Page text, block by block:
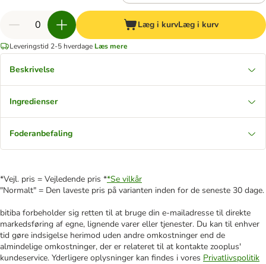
Læg i kurvLæg i kurv
Leveringstid 2-5 hverdage Læs mere
Beskrivelse
Ingredienser
Foderanbefaling
*Vejl. pris = Vejledende pris **Se vilkår
"Normalt" = Den laveste pris på varianten inden for de seneste 30 dage.
bitiba forbeholder sig retten til at bruge din e-mailadresse til direkte
markedsføring af egne, lignende varer eller tjenester. Du kan til enhver
tid gøre indsigelse herimod uden andre omkostninger end de
almindelige omkostninger, der er relateret til at kontakte zooplus'
kundeservice. Yderligere oplysninger kan findes i vores Privatlivspolitik